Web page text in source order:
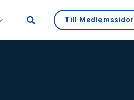
Till Medlemssidor